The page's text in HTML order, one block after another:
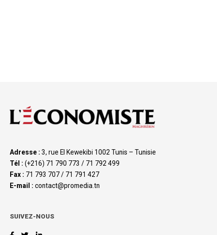
Adresse : 3, rue El Kewekibi 1002 Tunis – Tunisie
Tél : (+216) 71 790 773 / 71 792 499
Fax : 71 793 707 / 71 791 427
E-mail : contact@promedia.tn
SUIVEZ-NOUS